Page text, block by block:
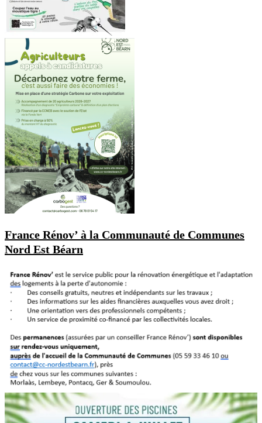
France Rénov’ à la Communauté de Communes
Nord Est Béarn